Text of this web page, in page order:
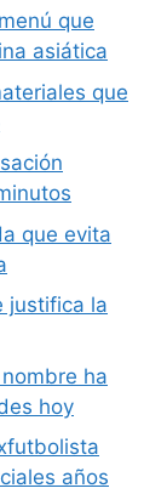
que
asiática
que
que evita
justifica la
ha
hoy
años